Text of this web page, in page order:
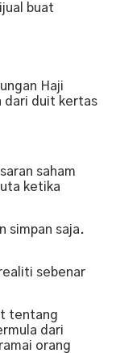
buat
Haji
dari duit kertas
saham
ketika
simpan saja.
sebenar
tentang
dari
orang